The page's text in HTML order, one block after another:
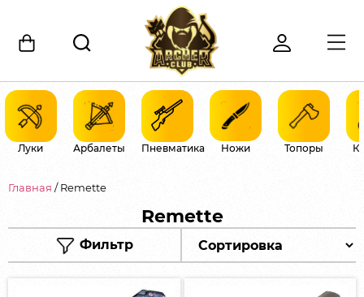
Луки Арбалеты Пневматика Ножи Топоры
Главная / Remette
Remette
Фильтр